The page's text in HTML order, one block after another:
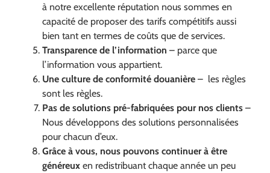
à notre excellente réputation nous sommes en
capacité de proposer des tarifs compétitifs aussi
bien tant en termes de coûts que de services.
Transparence de l’information – parce que
l’information vous appartient.
Une culture de conformité douanière – les règles
sont les règles.
Pas de solutions pré-fabriquées pour nos clients –
Nous développons des solutions personnalisées
pour chacun d’eux.
Grâce à vous, nous pouvons continuer à être
généreux en redistribuant chaque année un peu